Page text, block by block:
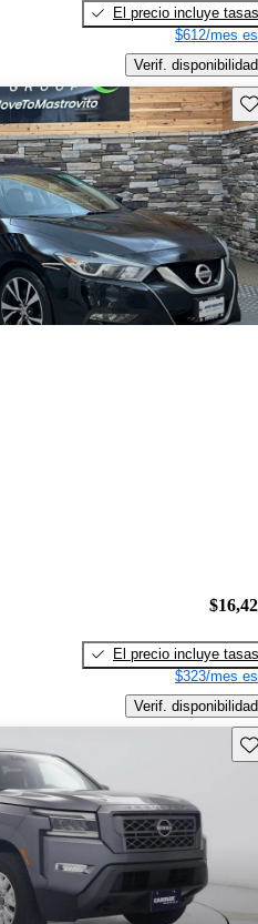
El precio incluye tasas
$612/mes
Verif. disponibilidad
El precio incluye tasas
$323/mes
Verif. disponibilidad